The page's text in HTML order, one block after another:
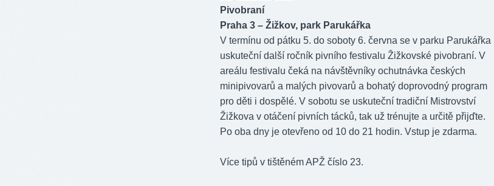
Pivobraní
Praha 3 – Žižkov, park Parukářka
V termínu od pátku 5. do soboty 6. června se v parku Parukářka
uskuteční další ročník pivního festivalu Žižkovské pivobraní. V
areálu festivalu čeká na návštěvníky ochutnávka českých
minipivovarů a malých pivovarů a bohatý doprovodný program
pro děti i dospělé. V sobotu se uskuteční tradiční Mistrovství
Žižkova v otáčení pivních tácků, tak už trénujte a určitě přijďte.
Po oba dny je otevřeno od 10 do 21 hodin. Vstup je zdarma.
Více tipů v tištěném APŽ číslo 23.